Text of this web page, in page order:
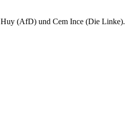
Huy (AfD) und Cem Ince (Die Linke).